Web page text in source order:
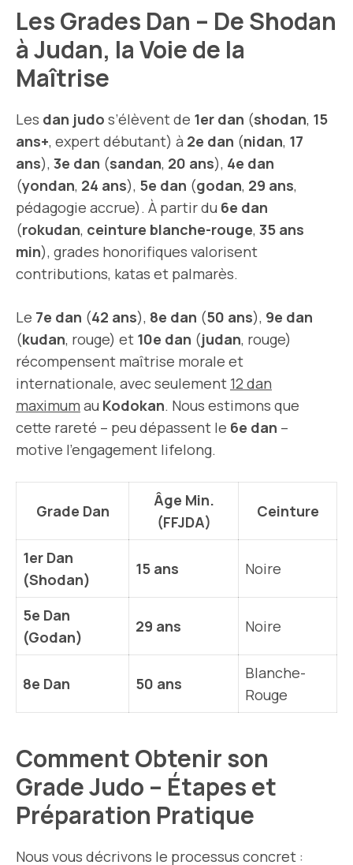
Les Grades Dan – De Shodan
à Judan, la Voie de la
Maîtrise
Les dan judo s’élèvent de 1er dan (shodan, 15
ans+, expert débutant) à 2e dan (nidan, 17
ans), 3e dan (sandan, 20 ans), 4e dan
(yondan, 24 ans), 5e dan (godan, 29 ans,
pédagogie accrue). À partir du 6e dan
(rokudan, ceinture blanche-rouge, 35 ans
min), grades honorifiques valorisent
contributions, katas et palmarès.
Le 7e dan (42 ans), 8e dan (50 ans), 9e dan
(kudan, rouge) et 10e dan (judan, rouge)
récompensent maîtrise morale et
internationale, avec seulement 12 dan
maximum au Kodokan. Nous estimons que
cette rareté – peu dépassent le 6e dan –
motive l’engagement lifelong.
Grade Dan
Âge Min.
(FFJDA)
Ceinture
1er Dan
(Shodan)
15 ans Noire
5e Dan
(Godan)
29 ans Noire
8e Dan 50 ans
Blanche-
Rouge
Comment Obtenir son
Grade Judo – Étapes et
Préparation Pratique
Nous vous décrivons le processus concret :